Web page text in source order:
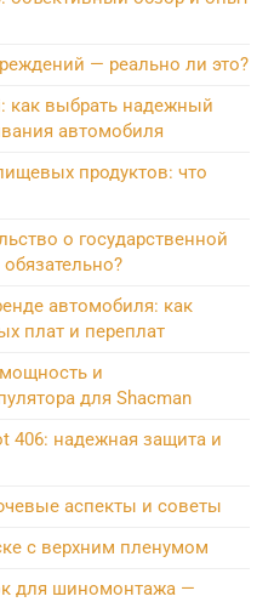
— реально ли это?
как выбрать надежный
автомобиля
продуктов: что
о государственной
автомобиля: как
плат и переплат
и
для Shacman
406: надежная защита и
аспекты и советы
с верхним пленумом
для шиномонтажа —